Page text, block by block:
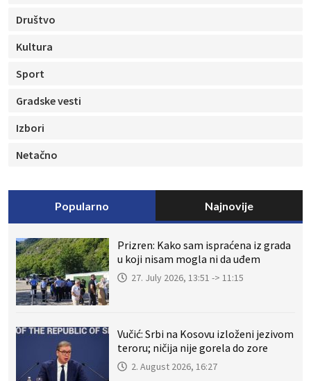
Društvo
Kultura
Sport
Gradske vesti
Izbori
Netačno
Popularno Najnovije
Prizren: Kako sam ispraćena iz grada
u koji nisam mogla ni da uđem
27. July 2026, 13:51 -> 11:15
Vučić: Srbi na Kosovu izloženi jezivom
teroru; ničija nije gorela do zore
2. August 2026, 16:27